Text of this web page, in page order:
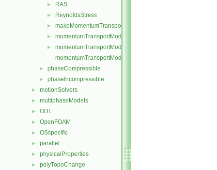
► RAS
► ReynoldsStress
► makeMomentumTransportModel.H
► momentumTransportModel.C
►
momentumTransportModel.H
momentumTransportModelTemplates.C
► phaseCompressible
► phaseIncompressible
► motionSolvers
► multiphaseModels
► ODE
► OpenFOAM
► OSspecific
► parallel
► physicalProperties
► polyTopoChange